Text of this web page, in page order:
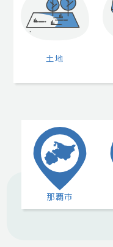
土地
那覇市